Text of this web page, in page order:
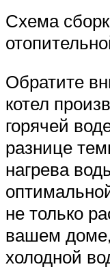
Схема
Обратите
котел
горячей
разнице
нагрева
не только
вашем
холодной